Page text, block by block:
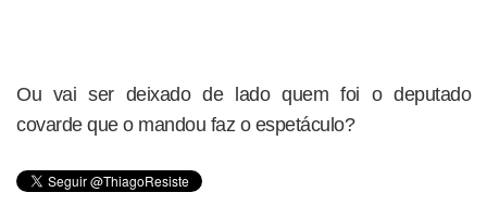
Ou vai ser deixado de lado quem foi o deputado
covarde que o mandou faz o espetáculo?